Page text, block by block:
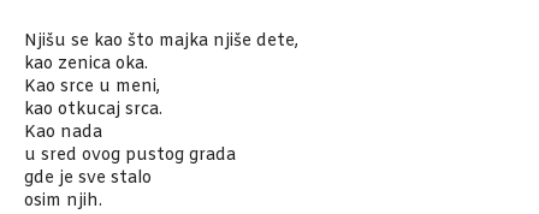
Njišu se kao što majka njiše dete,
kao zenica oka.
Kao srce u meni,
kao otkucaj srca.
Kao nada
u sred ovog pustog grada
gde je sve stalo
osim njih.